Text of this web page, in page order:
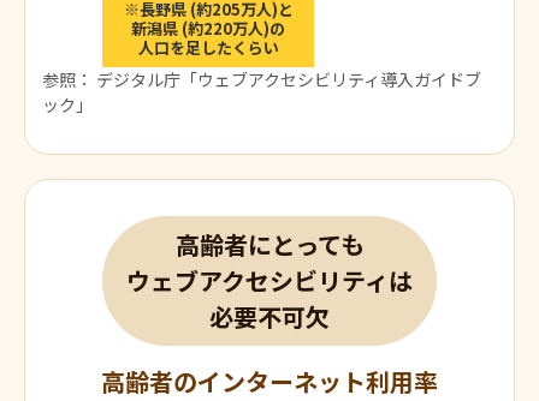
※長野県 (約205万人)と
新潟県 (約220万人)の
人口を足したくらい
参照： デジタル庁「ウェブアクセシビリティ導入ガイドブ
ック」
高齢者にとっても
ウェブアクセシビリティは
必要不可欠
高齢者のインターネット利用率